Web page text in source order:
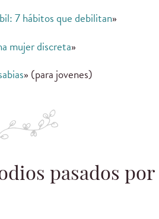
7 hábitos que debilitan»
mujer discreta»
» (para jovenes)
pasados por